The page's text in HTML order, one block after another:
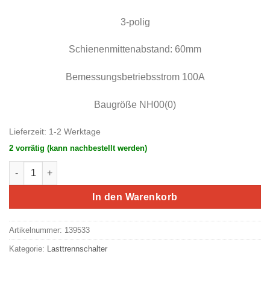
3-polig
Schienenmittenabstand: 60mm
Bemessungsbetriebsstrom 100A
Baugröße NH00(0)
Lieferzeit: 1-2 Werktage
2 vorrätig (kann nachbestellt werden)
Eaton/Moeller Sicherungs-Lasttrennschalter
In den Warenkorb
Artikelnummer: 139533
Kategorie: Lasttrennschalter